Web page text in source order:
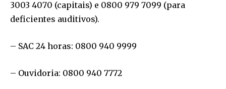
3003 4070 (capitais) e 0800 979 7099 (para
deficientes auditivos).
– SAC 24 horas: 0800 940 9999
– Ouvidoria: 0800 940 7772